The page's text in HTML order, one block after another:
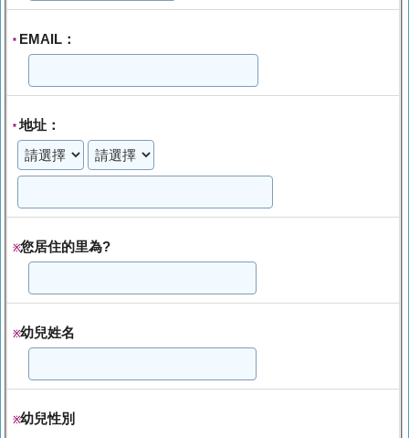
* EMAIL：
*地址：
※您居住的里為?
※幼兒姓名
※幼兒性別